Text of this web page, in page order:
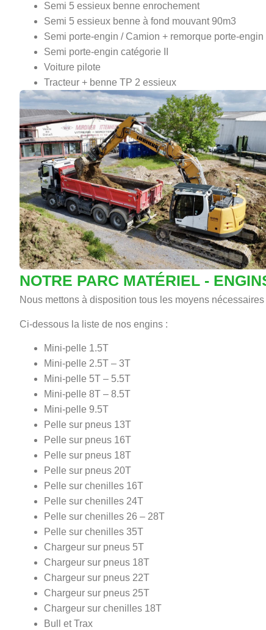
Semi 5 essieux benne enrochement
Semi 5 essieux benne à fond mouvant 90m3
Semi porte-engin / Camion + remorque porte-engin
Semi porte-engin catégorie II
Voiture pilote
Tracteur + benne TP 2 essieux
NOTRE PARC MATÉRIEL -
Nous mettons à disposition tous les moyens
Ci-dessous la liste de nos engins :
Mini-pelle 1.5T
Mini-pelle 2.5T – 3T
Mini-pelle 5T – 5.5T
Mini-pelle 8T – 8.5T
Mini-pelle 9.5T
Pelle sur pneus 13T
Pelle sur pneus 16T
Pelle sur pneus 18T
Pelle sur pneus 20T
Pelle sur chenilles 16T
Pelle sur chenilles 24T
Pelle sur chenilles 26 – 28T
Pelle sur chenilles 35T
Chargeur sur pneus 5T
Chargeur sur pneus 18T
Chargeur sur pneus 22T
Chargeur sur pneus 25T
Chargeur sur chenilles 18T
Bull et Trax